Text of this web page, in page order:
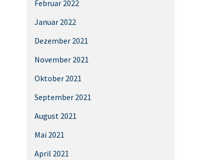
Februar 2022
Januar 2022
Dezember 2021
November 2021
Oktober 2021
September 2021
August 2021
Mai 2021
April 2021